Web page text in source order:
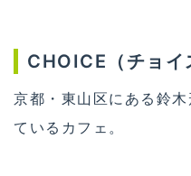
CHOICE（チョイ
京都・東山区にある鈴
ているカフェ。